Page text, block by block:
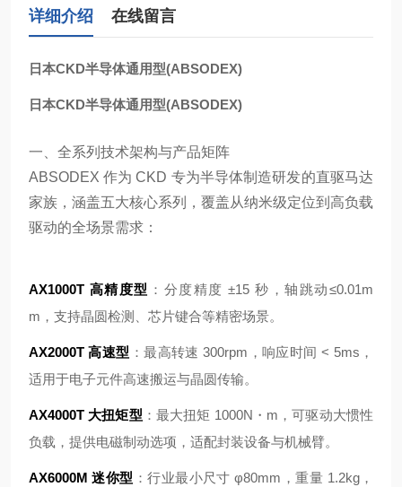
详细介绍 在线留言
日本CKD半导体通用型(ABSODEX)
日本CKD半导体通用型(ABSODEX)
一、全系列技术架构与产品矩阵
ABSODEX 作为 CKD 专为半导体制造研发的直驱马达
家族，涵盖五大核心系列，覆盖从纳米级定位到高负载
驱动的全场景需求：
AX1000T 高精度型 ：分度精度 ±15 秒，轴跳动≤0.01m
m，支持晶圆检测、芯片键合等精密场景。
AX2000T 高速型 ：最高转速 300rpm，响应时间 < 5ms，
适用于电子元件高速搬运与晶圆传输。
AX4000T 大扭矩型 ：最大扭矩 1000N・m，可驱动大惯性
负载，提供电磁制动选项，适配封装设备与机械臂。
AX6000M 迷你型 ：行业最小尺寸 φ80mm，重量 1.2kg，